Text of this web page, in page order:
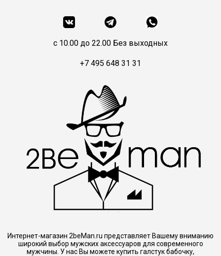
c 10.00 до 22.00 Без выходных
+7 495 648 31 31
Интернет-магазин 2beMan.ru представляет Вашему вниманию
широкий выбор мужских аксессуаров для современного
мужчины. У нас Вы можете купить галстук бабочку,